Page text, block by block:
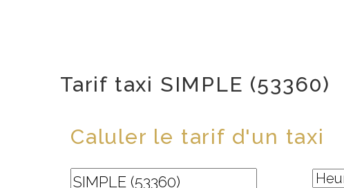
Tarif taxi SIMPLE (53360)
Caluler le tarif d'un taxi